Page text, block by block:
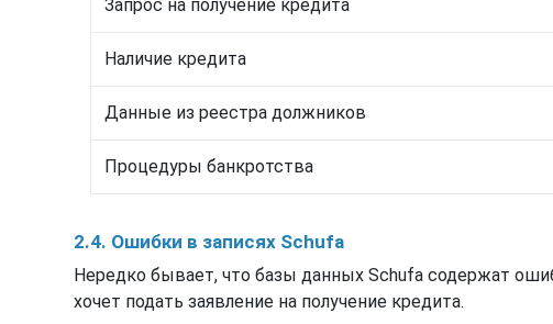
Запрос на получение кредита
Наличие кредита
Данные из реестра должников
Процедуры банкротства
2.4. Ошибки в записях Schufa
Нередко бывает, что базы данных Schufa содержат
хочет подать заявление на получение кредита.